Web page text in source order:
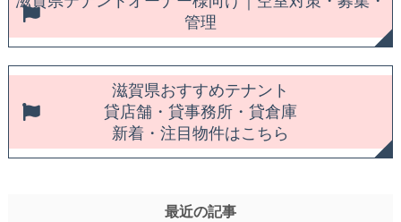
管理
滋賀県おすすめテナント
貸店舗・貸事務所・貸倉庫
新着・注目物件はこちら
最近の記事